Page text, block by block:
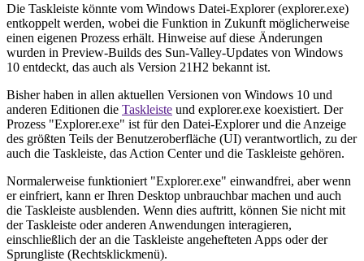
Die Taskleiste könnte vom Windows Datei-Explorer (explorer.exe)
entkoppelt werden, wobei die Funktion in Zukunft möglicherweise
einen eigenen Prozess erhält. Hinweise auf diese Änderungen
wurden in Preview-Builds des Sun-Valley-Updates von Windows
10 entdeckt, das auch als Version 21H2 bekannt ist.
Bisher haben in allen aktuellen Versionen von Windows 10 und
anderen Editionen die Taskleiste und explorer.exe koexistiert. Der
Prozess "Explorer.exe" ist für den Datei-Explorer und die Anzeige
des größten Teils der Benutzeroberfläche (UI) verantwortlich, zu der
auch die Taskleiste, das Action Center und die Taskleiste gehören.
Normalerweise funktioniert "Explorer.exe" einwandfrei, aber wenn
er einfriert, kann er Ihren Desktop unbrauchbar machen und auch
die Taskleiste ausblenden. Wenn dies auftritt, können Sie nicht mit
der Taskleiste oder anderen Anwendungen interagieren,
einschließlich der an die Taskleiste angehefteten Apps oder der
Sprungliste (Rechtsklickmenü).